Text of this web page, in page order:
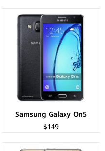
Samsung Galaxy On5
$149
الشاشة:Super AMOLED بحجم 5 بوصة بدقة HD+
المعالج:Qualcomm MSM8916 Snapdragon 410
الكاميرات:خلفية 13 م.ب/ امامية 5 م.ب.
الذاكرة+الرام:
8/16 + 1.5 جيجابايت
نظام التشغيل: Android 5.1.1 (Lollipop)
البطارية:2600 ملي امبير
عرض المواصفات ←